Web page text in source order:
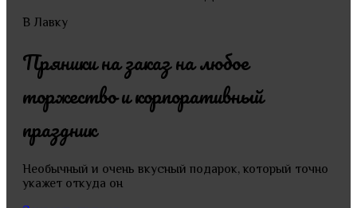
В Лавку
Пряники на заказ на любое
торжество и корпоративный
праздник
Необычный и очень вкусный подарок, который точно
укажет откуда он